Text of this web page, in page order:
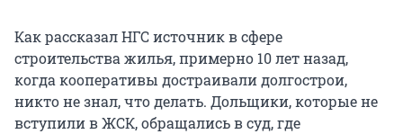
Как рассказал НГС источник в сфере
строительства жилья, примерно 10 лет назад,
когда кооперативы достраивали долгострои,
никто не знал, что делать. Дольщики, которые не
вступили в ЖСК, обращались в суд, где